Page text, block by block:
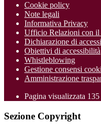
Cookie policy
Note legali
Informativa Privacy
Ufficio Relazioni con il
Dichiarazione di
Obiettivi di accessibilità
Whistleblowing
Gestione consensi
Amministrazione
Pagina visualizzata 135
Sezione Copyright